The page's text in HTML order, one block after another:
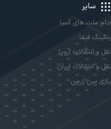
سایر
جام ملت های آسیا
رنکینگ فیفا
نقل و انتقالات اروپا
نقل و انتقالات ایران
پاری سن ژرمن